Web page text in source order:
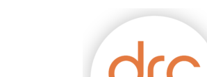
MENÚ
PRINCIPAL